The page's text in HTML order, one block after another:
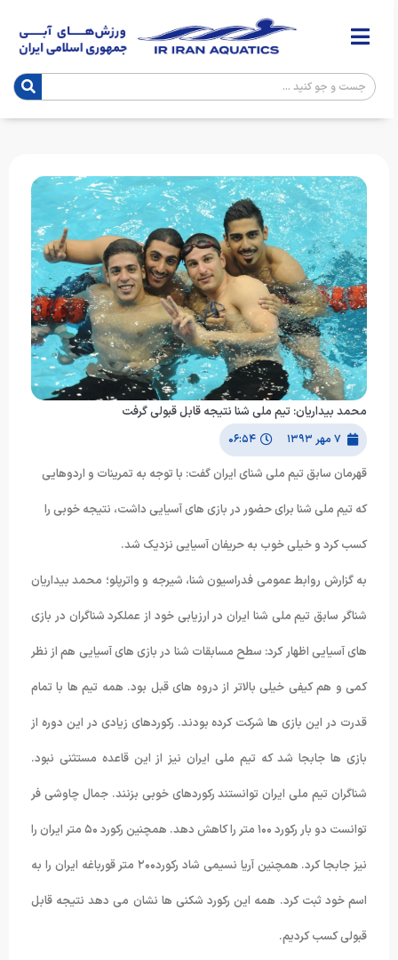
محمد بیداریان: تیم ملی شنا نتیجه قابل قبولی گرفت
۷ مهر ۱۳۹۳ ۰۶:۵۴
قهرمان سابق تیم ملی شنای ایران گفت: با توجه به تمرینات و اردوهایی
که تیم ملی شنا برای حضور در بازی های آسیایی داشت، نتیجه خوبی را
کسب کرد و خیلی خوب به حریفان آسیایی نزدیک شد.
به گزارش روابط عمومی فدراسیون شنا، شیرجه و واترپلو؛ محمد بیداریان
شناگر سابق تیم ملی شنا ایران در ارزیابی خود از عملکرد شناگران در بازی
های آسیایی اظهار کرد: سطح مسابقات شنا در بازی های آسیایی هم از نظر
کمی و هم کیفی خیلی بالاتر از دروه های قبل بود. همه تیم ها با تمام
قدرت در این بازی ها شرکت کرده بودند. رکوردهای زیادی در این دوره از
بازی ها جابجا شد که تیم ملی ایران نیز از این قاعده مستثنی نبود.
شناگران تیم ملی ایران توانستند رکوردهای خوبی بزنند. جمال چاوشی فر
توانست دو بار رکورد ۱۰۰ متر را کاهش دهد. همچنین رکورد ۵۰ متر ایران را
نیز جابجا کرد. همچنین آریا نسیمی شاد رکورد۲۰۰ متر قورباغه ایران را به
اسم خود ثبت کرد. همه این رکورد شکنی ها نشان می دهد نتیجه قابل
قبولی کسب کردیم.